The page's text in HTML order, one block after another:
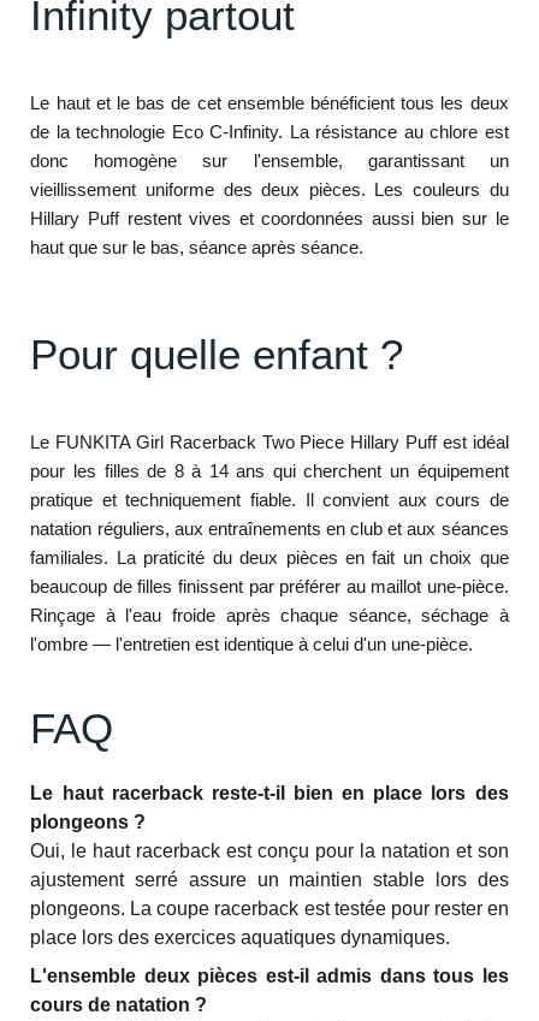
Infinity partout
Le haut et le bas de cet ensemble bénéficient tous les deux
de la technologie Eco C-Infinity. La résistance au chlore est
donc homogène sur l'ensemble, garantissant un
vieillissement uniforme des deux pièces. Les couleurs du
Hillary Puff restent vives et coordonnées aussi bien sur le
haut que sur le bas, séance après séance.
Pour quelle enfant ?
Le FUNKITA Girl Racerback Two Piece Hillary Puff est idéal
pour les filles de 8 à 14 ans qui cherchent un équipement
pratique et techniquement fiable. Il convient aux cours de
natation réguliers, aux entraînements en club et aux séances
familiales. La praticité du deux pièces en fait un choix que
beaucoup de filles finissent par préférer au maillot une-pièce.
Rinçage à l'eau froide après chaque séance, séchage à
l'ombre — l'entretien est identique à celui d'un une-pièce.
FAQ
Le haut racerback reste-t-il bien en place lors des
plongeons ?
Oui, le haut racerback est conçu pour la natation et son
ajustement serré assure un maintien stable lors des
plongeons. La coupe racerback est testée pour rester en
place lors des exercices aquatiques dynamiques.
L'ensemble deux pièces est-il admis dans tous les
cours de natation ?